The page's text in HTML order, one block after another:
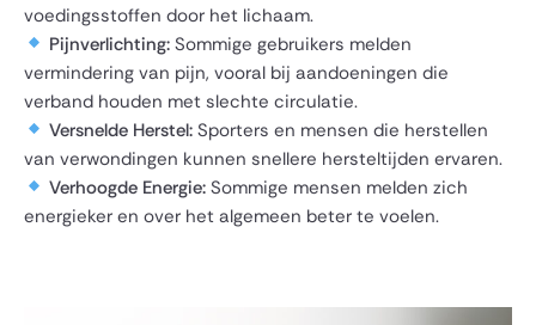
voedingsstoffen door het lichaam.
Pijnverlichting: Sommige gebruikers melden
vermindering van pijn, vooral bij aandoeningen die
verband houden met slechte circulatie.
Versnelde Herstel: Sporters en mensen die herstellen
van verwondingen kunnen snellere hersteltijden ervaren.
Verhoogde Energie: Sommige mensen melden zich
energieker en over het algemeen beter te voelen.